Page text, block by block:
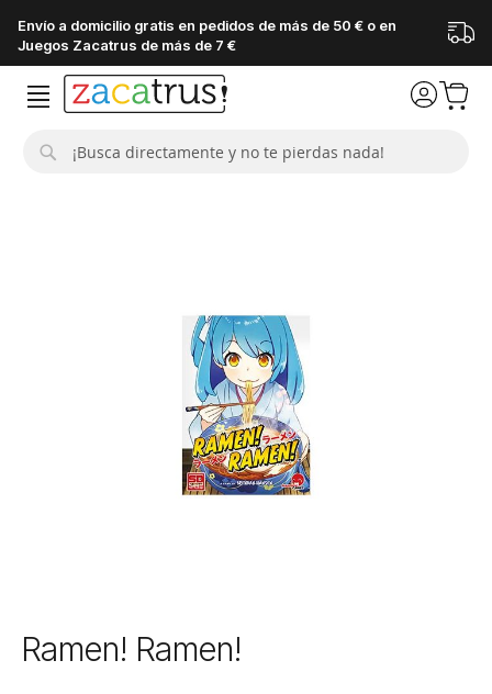
Envío a domicilio gratis en pedidos de más de 50 € o en
Juegos Zacatrus de más de 7 €
Saltar
alRamen! Ramen!